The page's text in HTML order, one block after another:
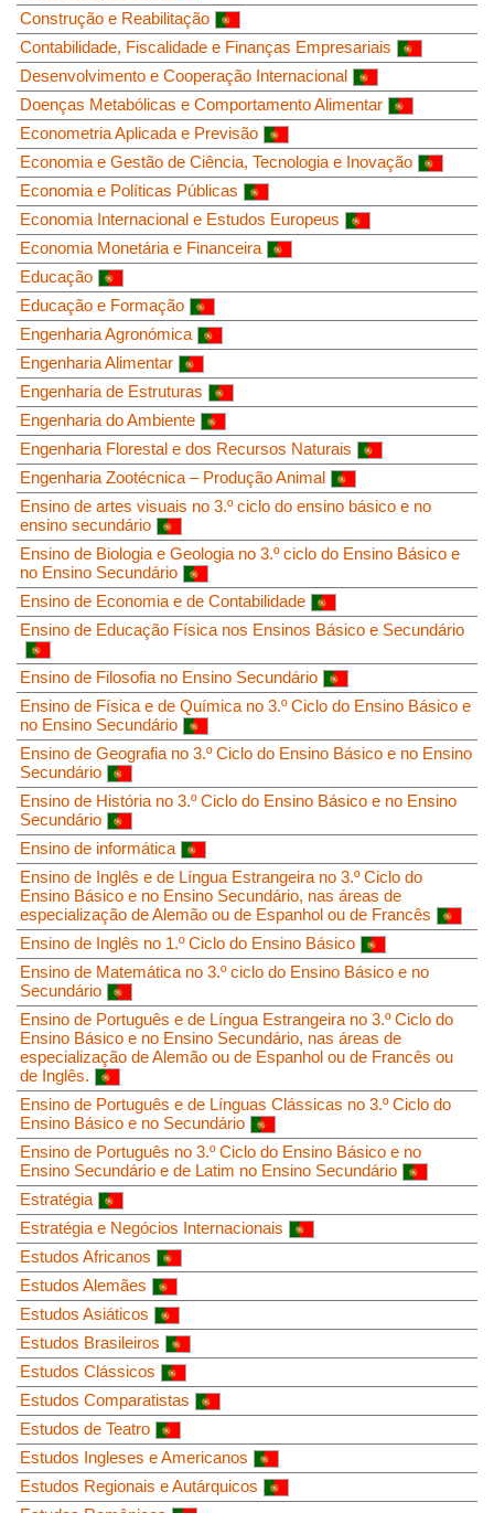
Construção e Reabilitação
Contabilidade, Fiscalidade e Finanças Empresariais
Desenvolvimento e Cooperação Internacional
Doenças Metabólicas e Comportamento Alimentar
Econometria Aplicada e Previsão
Economia e Gestão de Ciência, Tecnologia e Inovação
Economia e Políticas Públicas
Economia Internacional e Estudos Europeus
Economia Monetária e Financeira
Educação
Educação e Formação
Engenharia Agronómica
Engenharia Alimentar
Engenharia de Estruturas
Engenharia do Ambiente
Engenharia Florestal e dos Recursos Naturais
Engenharia Zootécnica – Produção Animal
Ensino de artes visuais no 3.º ciclo do ensino básico e no
ensino secundário
Ensino de Biologia e Geologia no 3.º ciclo do Ensino Básico e
no Ensino Secundário
Ensino de Economia e de Contabilidade
Ensino de Educação Física nos Ensinos Básico e Secundário
Ensino de Filosofia no Ensino Secundário
Ensino de Física e de Química no 3.º Ciclo do Ensino Básico e
no Ensino Secundário
Ensino de Geografia no 3.º Ciclo do Ensino Básico e no Ensino
Secundário
Ensino de História no 3.º Ciclo do Ensino Básico e no Ensino
Secundário
Ensino de informática
Ensino de Inglês e de Língua Estrangeira no 3.º Ciclo do
Ensino Básico e no Ensino Secundário, nas áreas de
especialização de Alemão ou de Espanhol ou de Francês
Ensino de Inglês no 1.º Ciclo do Ensino Básico
Ensino de Matemática no 3.º ciclo do Ensino Básico e no
Secundário
Ensino de Português e de Língua Estrangeira no 3.º Ciclo do
Ensino Básico e no Ensino Secundário, nas áreas de
especialização de Alemão ou de Espanhol ou de Francês ou
de Inglês.
Ensino de Português e de Línguas Clássicas no 3.º Ciclo do
Ensino Básico e no Secundário
Ensino de Português no 3.º Ciclo do Ensino Básico e no
Ensino Secundário e de Latim no Ensino Secundário
Estratégia
Estratégia e Negócios Internacionais
Estudos Africanos
Estudos Alemães
Estudos Asiáticos
Estudos Brasileiros
Estudos Clássicos
Estudos Comparatistas
Estudos de Teatro
Estudos Ingleses e Americanos
Estudos Regionais e Autárquicos